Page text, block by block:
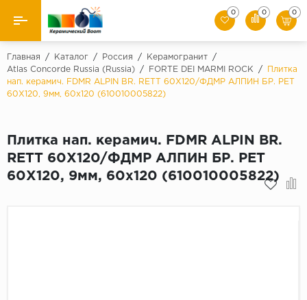
Назад
Производители
Керамогранит
Мозаики
0 0 0
Главная / Каталог / Россия / Керамогранит
/
Atlas Concorde Russia (Russia)
/ FORTE DEI MARMI ROCK /
Плитка
нап. керамич. FDMR ALPIN BR. RETT 60X120/ФДМP АЛПИН БР. РЕТ
60X120, 9мм, 60x120 (610010005822)
Плитка нап. керамич. FDMR ALPIN BR.
RETT 60X120/ФДМP АЛПИН БР. РЕТ
60X120, 9мм, 60x120 (610010005822)